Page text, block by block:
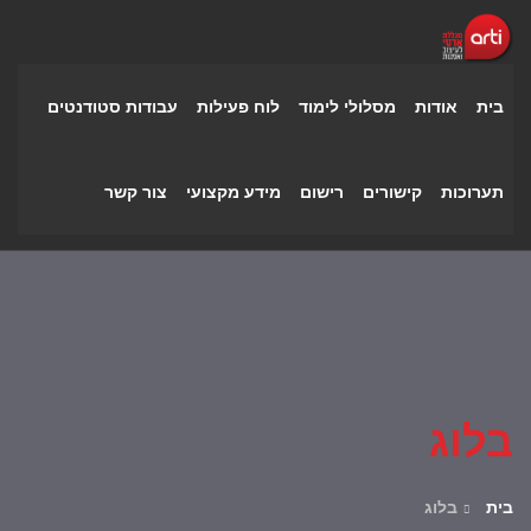
בית אודות מסלולי לימוד לוח פעילות עבודות סטודנטים
תערוכות קישורים רישום מידע מקצועי צור קשר
בלוג
בית בלוג